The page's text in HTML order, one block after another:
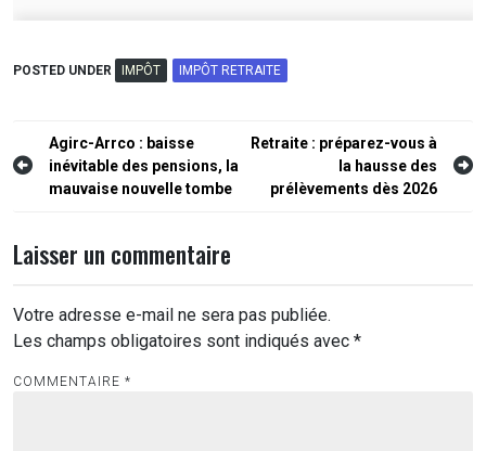
POSTED UNDER IMPÔT IMPÔT RETRAITE
Navigation
de
Agirc-Arrco : baisse
inévitable des pensions, la
mauvaise nouvelle tombe
Retraite : préparez-vous à
la hausse des
prélèvements dès 2026
Laisser un commentaire
Votre adresse e-mail ne sera pas publiée.
Les champs obligatoires sont indiqués avec *
COMMENTAIRE *